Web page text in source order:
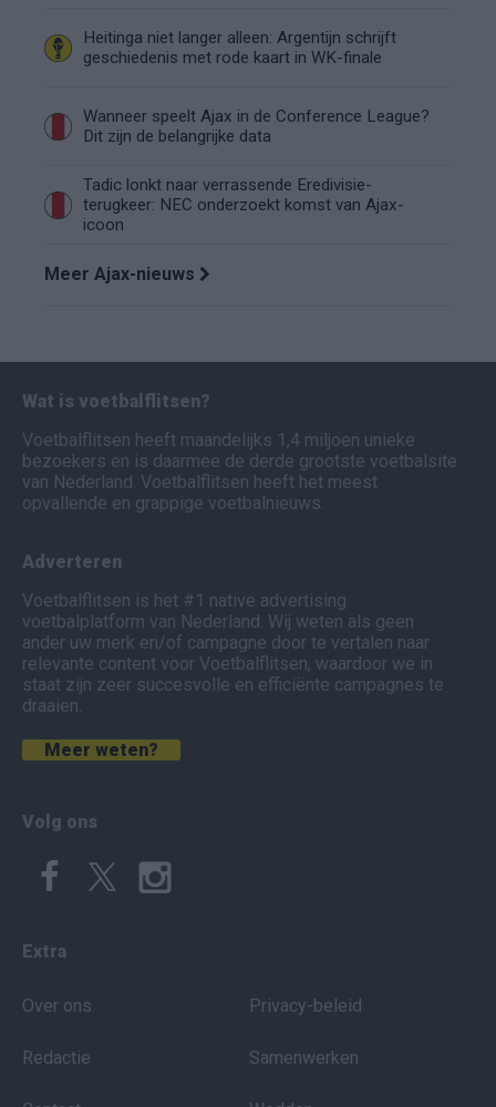
Heitinga niet langer alleen: Argentijn schrijft
geschiedenis met rode kaart in WK-finale
Wanneer speelt Ajax in de Conference League?
Dit zijn de belangrijke data
Tadic lonkt naar verrassende Eredivisie-
terugkeer: NEC onderzoekt komst van Ajax-
icoon
Meer Ajax-nieuws
Wat is voetbalflitsen?
Voetbalflitsen heeft maandelijks 1,4 miljoen unieke
bezoekers en is daarmee de derde grootste voetbalsite
van Nederland. Voetbalflitsen heeft het meest
opvallende en grappige voetbalnieuws.
Adverteren
Voetbalflitsen is het #1 native advertising
voetbalplatform van Nederland. Wij weten als geen
ander uw merk en/of campagne door te vertalen naar
relevante content voor Voetbalflitsen, waardoor we in
staat zijn zeer succesvolle en efficiënte campagnes te
draaien.
Meer weten?
Volg ons
Extra
Over ons
Redactie
Privacy-beleid
Samenwerken